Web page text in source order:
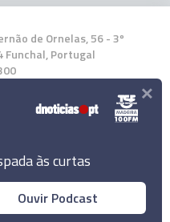
de Ornelas, 56 - 3º
Funchal, Portugal
App
de Notícias, Lda.
às curtas
Ouvir Podcast
×